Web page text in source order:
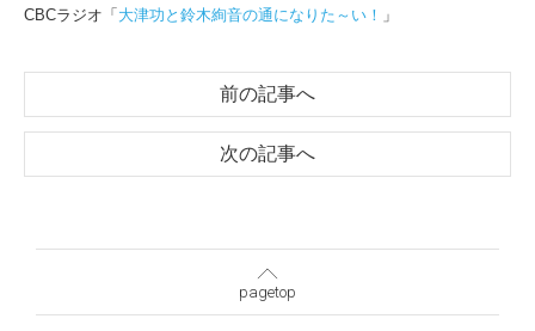
CBCラジオ「 大津功と鈴木絢音の通になりた～い！ 」
前の記事へ
次の記事へ
pagetop